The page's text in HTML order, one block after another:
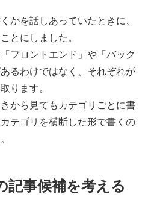
かを話しあっていたときに、
とにしました。
フロントエンド」や「バック
るわけではなく、それぞれが
ります。
から見てもカテゴリごとに書
テゴリを横断した形で書くの
記事候補を考える